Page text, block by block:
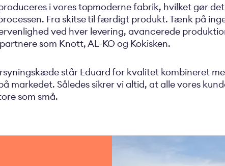
i vores topmoderne fabrik, hvilket gør
Fra skitse til færdigt produkt. Tænk på
ved hver levering, avancerede
som Knott, AL-KO og Kokisken.
står Eduard for kvalitet kombineret
markedet. Således sikrer vi altid, at alle vores
som små.